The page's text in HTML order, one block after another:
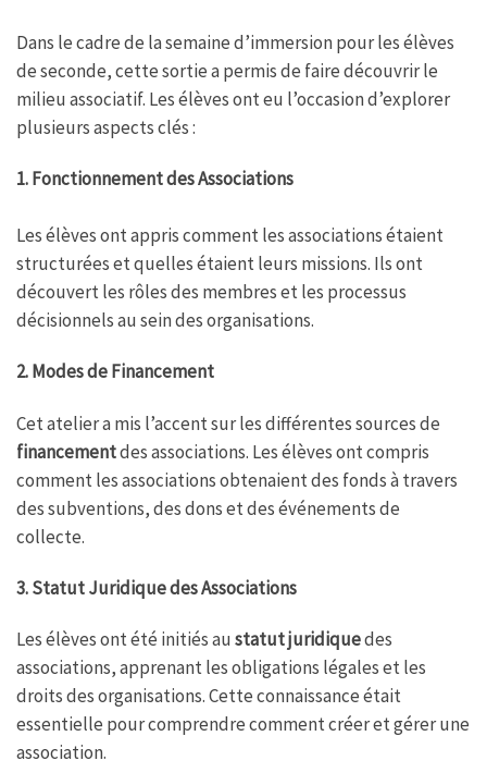
Dans le cadre de la semaine d’immersion pour les élèves
de seconde, cette sortie a permis de faire découvrir le
milieu associatif. Les élèves ont eu l’occasion d’explorer
plusieurs aspects clés :
1. Fonctionnement des Associations
Les élèves ont appris comment les associations étaient
structurées et quelles étaient leurs missions. Ils ont
découvert les rôles des membres et les processus
décisionnels au sein des organisations.
2. Modes de Financement
Cet atelier a mis l’accent sur les différentes sources de
financementdes associations. Les élèves ont compris
comment les associations obtenaient des fonds à travers
des subventions, des dons et des événements de
collecte.
3. Statut Juridique des Associations
Les élèves ont été initiés austatut juridiquedes
associations, apprenant les obligations légales et les
droits des organisations. Cette connaissance était
essentielle pour comprendre comment créer et gérer une
association.